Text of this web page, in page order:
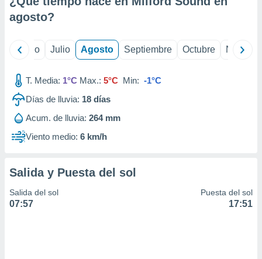
e
publicidad
publicidad
de
agosto?
Junio Julio Agosto Septiembre Octubre
T. Media: 1°C Max.: 5°C Min: -1°C
Días de lluvia: 18 días
Acum. de lluvia: 264 mm
Viento medio: 6 km/h
Salida y Puesta del sol
Salida del sol
07:57
Puesta del sol
17:51